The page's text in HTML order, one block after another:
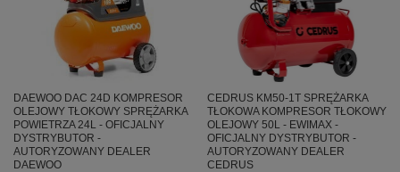
DAEWOO DAC 24D KOMPRESOR
OLEJOWY TŁOKOWY SPRĘŻARKA
POWIETRZA 24L - OFICJALNY
DYSTRYBUTOR -
AUTORYZOWANY DEALER
DAEWOO
CEDRUS KM50-1T SPRĘŻARKA
TŁOKOWA KOMPRESOR TŁOKOWY
OLEJOWY 50L - EWIMAX -
OFICJALNY DYSTRYBUTOR -
AUTORYZOWANY DEALER
CEDRUS